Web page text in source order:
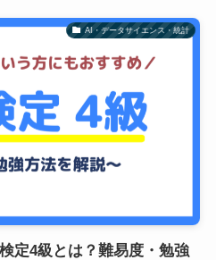
AI・データサイエンス・統計
定4級とは？難易度・勉強